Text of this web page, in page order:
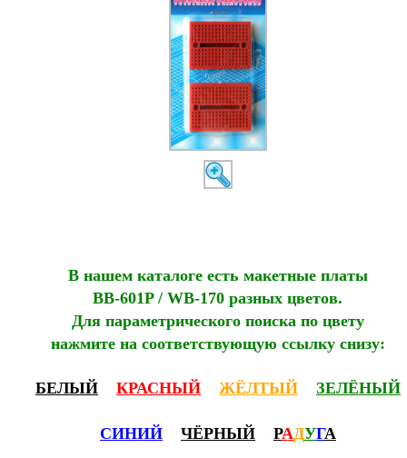
В нашем каталоге есть макетные платы
BB-601P / WB-170 разных цвeтов.
Для параметрического поиска по цвeту
нажмите на соответствующую ссылку снизу:
БЕЛЫЙ КРАСНЫЙ ЖЁЛТЫЙ ЗЕЛЁНЫЙ
СИНИЙ ЧЁРНЫЙ РАДУГА